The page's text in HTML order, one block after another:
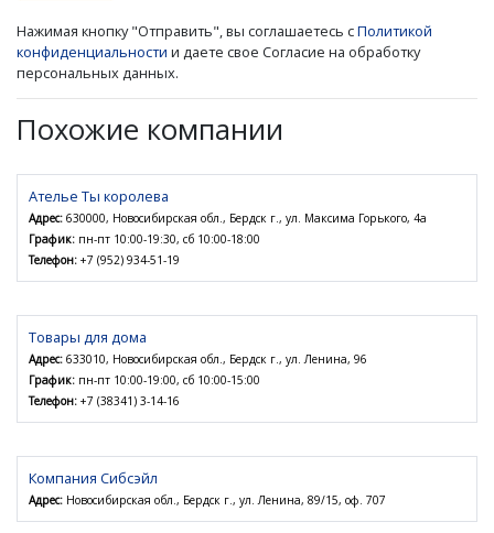
Нажимая кнопку "Отправить", вы соглашаетесь сПолитикой
конфиденциальности и даете свое Согласие на обработку
персональных данных.
Похожие компании
Ателье Ты королева
Адрес: 630000, Новосибирская обл., Бердск г., ул. Максима Горького, 4а
График: пн-пт 10:00-19:30, сб 10:00-18:00
Телефон: +7 (952) 934-51-19
Товары для дома
Адрес: 633010, Новосибирская обл., Бердск г., ул. Ленина, 96
График: пн-пт 10:00-19:00, сб 10:00-15:00
Телефон: +7 (38341) 3-14-16
Компания Сибсэйл
Адрес: Новосибирская обл., Бердск г., ул. Ленина, 89/15, оф. 707